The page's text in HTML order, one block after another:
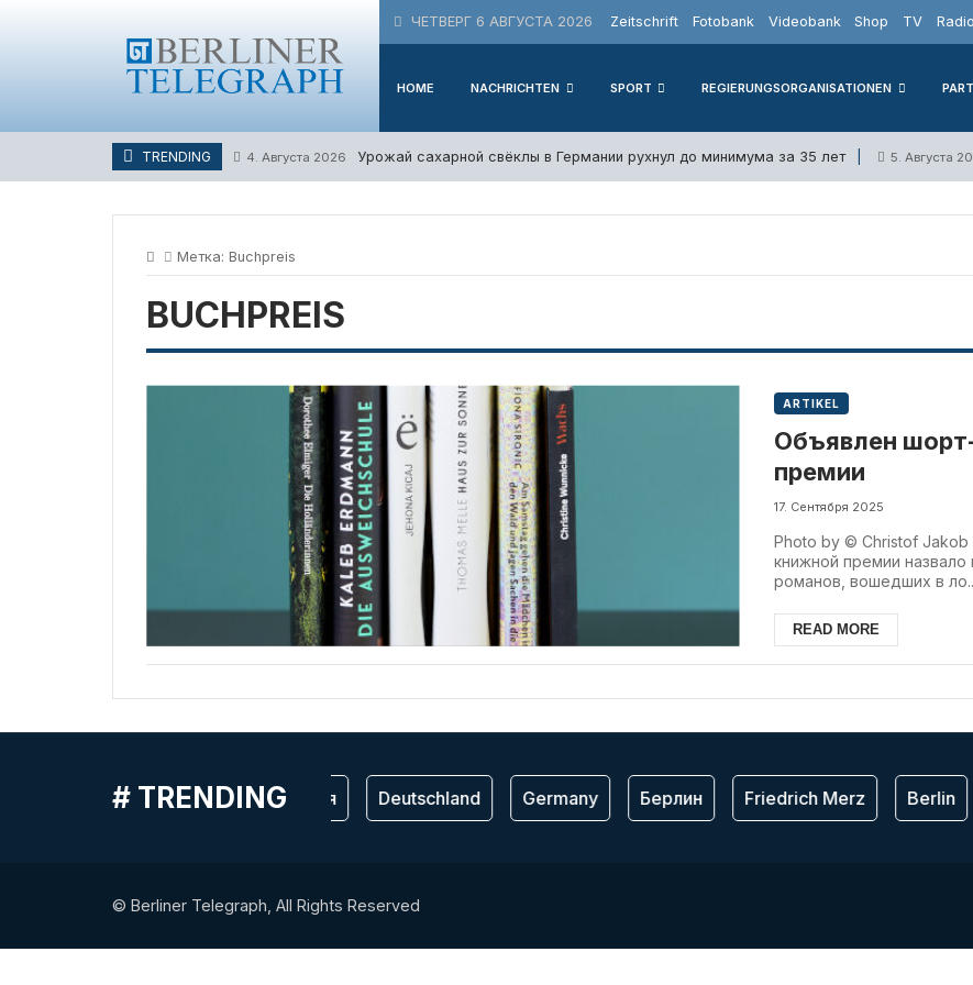
ЧЕТВЕРГ 6 АВГУСТА 2026 Zeitschrift Fotobank Videobank Shop TV Radio
HOME NACHRICHTEN SPORT REGIERUNGSORGANISATIONEN
TRENDING 4. Августа 2026 Урожай сахарной свёклы в Германии рухнул до минимума за 35 лет 5. Августа
Метка: Buchpreis
BUCHPREIS
ARTIKEL
Объявлен
премии
17. Сентября 2025
Photo by © Christof
книжной премии
романов, вошедших в
READ MORE
# TRENDINGГермания Deutschland Germany Берлин Friedrich Merz Berlin
© Berliner Telegraph, All Rights Reserved